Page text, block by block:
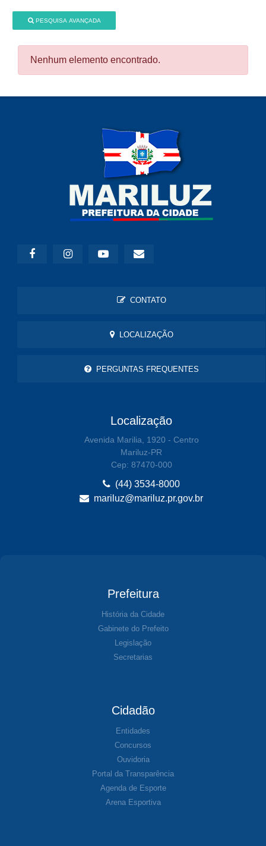
PESQUISA AVANÇADA
Nenhum elemento encontrado.
CONTATO
LOCALIZAÇÃO
PERGUNTAS FREQUENTES
Localização
Avenida Marilia, 1920 - Centro
Mariluz-PR
Cep: 87470-000
(44) 3534-8000
mariluz@mariluz.pr.gov.br
Prefeitura
História da Cidade
Gabinete do Prefeito
Legislação
Secretarias
Cidadão
Entidades
Concursos
Ouvidoria
Portal da Transparência
Agenda de Esporte
Arena Esportiva